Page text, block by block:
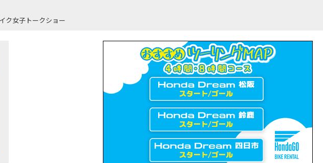
ク女子トークショー
能を実感した【三重県】【Honda DREAM】
援しましょう！
感試走
ホンダ バイク】【Honda DREAM】【三重県】
大会「TSR応援席プレミアムチケット販売開始！」
もらった【プロの裏ワザ】
ーでも快適か？四国ツーリング【X-ADVオーナー目線】
たんだけどなめてました・・【Rebel 1100 S Edition Dual Clutch Transmission】